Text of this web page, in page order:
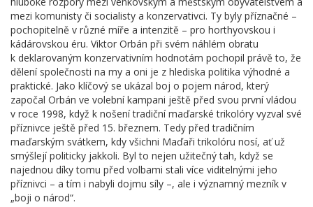
mezi komunisty či socialisty a konzervativci. Ty byly příznačné –
pochopitelně v různé míře a intenzitě – pro horthyovskou i
kádárovskou éru. Viktor Orbán při svém náhlém obratu
k deklarovaným konzervativním hodnotám pochopil právě to, že
dělení společnosti na my a oni je z hlediska politika výhodné a
praktické. Jako klíčový se ukázal boj o pojem národ, který
započal Orbán ve volební kampani ještě před svou první vládou
v roce 1998, když k nošení tradiční maďarské trikolóry vyzval své
příznivce ještě před 15. březnem. Tedy před tradičním
maďarským svátkem, kdy všichni Maďaři trikolóru nosí, ať už
smýšlejí politicky jakkoli. Byl to nejen užitečný tah, když se
najednou díky tomu před volbami stali více viditelnými jeho
příznivci – a tím i nabyli dojmu síly –, ale i významný mezník v
„boji o národ“.